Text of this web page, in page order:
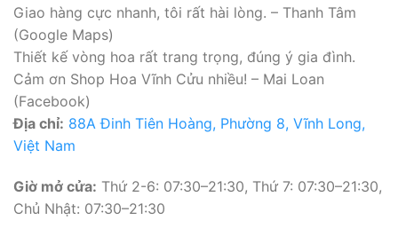
Giao hàng cực nhanh, tôi rất hài lòng. – Thanh Tâm
(Google Maps)
Thiết kế vòng hoa rất trang trọng, đúng ý gia đình.
Cảm ơn Shop Hoa Vĩnh Cửu nhiều! – Mai Loan
(Facebook)
Địa chỉ: 88A Đinh Tiên Hoàng, Phường 8, Vĩnh Long,
Việt Nam
Giờ mở cửa: Thứ 2-6: 07:30–21:30, Thứ 7: 07:30–21:30,
Chủ Nhật: 07:30–21:30